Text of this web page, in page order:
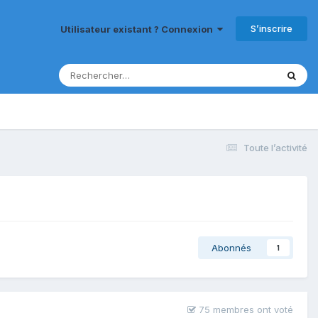
Utilisateur existant ? Connexion S’inscrire
Toute l’activité
Abonnés 1
75 membres ont voté